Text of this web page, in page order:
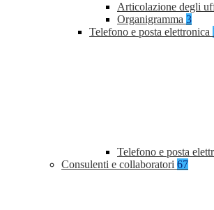
Articolazione degli
Organigramma 3
Telefono e posta elettronica
Telefono e posta
Consulenti e collaboratori 67